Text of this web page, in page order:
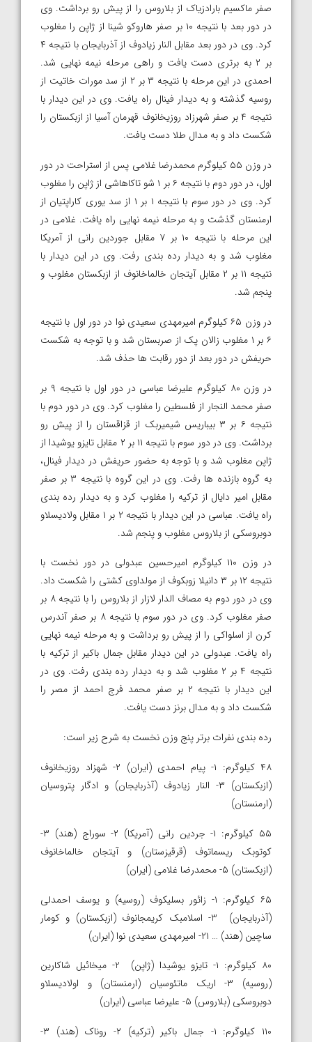
صفر ماکسیم بارادزیاک از بلاروس را از پیش رو برداشت. وی
در دور بعد با نتیجه ۱۰ بر صفر هاروکو شینا از ژاپن را مغلوب
کرد. وی در دور بعد مقابل النار زیادوف از آذربایجان با نتیجه ۴
بر ۲ به برتری دست یافت و راهی مرحله نیمه نهایی شد.
احمدی در این مرحله با نتیجه ۳ بر ۲ از سد مورات خاتیت از
روسیه گذشته و به دیدار فینال راه یافت. وی در این دیدار با
نتیجه ۴ بر صفر شهرزاد روزیخانوف قهرمان آسیا از ازبکستان را
شکست داد و به مدال طلا دست یافت.
در وزن ۵۵ کیلوگرم محمدرضا غلامی پس از استراحت در دور
اول، در دور دوم با نتیجه ۶ بر ۱ شو تاکاهاشی از ژاپن را مغلوب
کرد. وی در دور سوم با نتیجه ۱ بر ۱ از سد یوری کاراپتیان از
ارمنستان گذشت و به مرحله نیمه نهایی راه یافت. غلامی در
این مرحله با نتیجه ۱۰ بر ۷ مقابل جوردین رانی از آمریکا
مغلوب شد و به دیدار رده بندی رفت. وی در این دیدار با
نتیجه ۱۱ بر ۲ مقابل آیتجان خالماخانوف از ازبکستان مغلوب و
پنجم شد.
در وزن ۶۵ کیلوگرم امیرمهدی سعیدی نوا در دور اول با نتیجه
۶ بر ۱ مغلوب زالان پک از صربستان شد و با توجه به شکست
حریفش در دور بعد از دور رقابت ها حذف شد.
در وزن ۸۰ کیلوگرم علیرضا عباسی در دور اول با نتیجه ۹ بر
صفر محمد النجار از فلسطین را مغلوب کرد. وی در دور دوم با
نتیجه ۶ بر ۳ بیباریس شیمیربک از قزاقستان را از پیش رو
برداشت. وی در دور سوم با نتیجه ۱۱ بر ۲ مقابل تایزو یوشیدا از
ژاپن مغلوب شد و با توجه به حضور حریفش در دیدار فینال،
به گروه بازنده ها رفت. وی در این گروه با نتیجه ۳ بر صفر
مقابل امیر دایال از ترکیه را مغلوب کرد و به دیدار رده بندی
راه یافت. عباسی در این دیدار با نتیجه ۲ بر ۱ مقابل ولادیسلاو
دوبروسکی از بلاروس مغلوب و پنجم شد.
در وزن ۱۱۰ کیلوگرم امیرحسین عبدولی در دور نخست با
نتیجه ۱۲ بر ۳ دانیلا زوبکوف از مولداوی کشتی را شکست داد.
وی در دور دوم به مصاف الدار لازار از بلاروس را با نتیجه ۸ بر
صفر مغلوب کرد. وی در دور سوم با نتیجه ۸ بر صفر آندرس
کرن از اسلواکی را از پیش رو برداشت و به مرحله نیمه نهایی
راه یافت. عبدولی در این دیدار مقابل جمال باکیر از ترکیه با
نتیجه ۴ بر ۲ مغلوب شد و به دیدار رده بندی رفت. وی در
این دیدار با نتیجه ۲ بر صفر محمد فرج احمد از مصر را
شکست داد و به مدال برنز دست یافت.
رده بندی نفرات برتر پنج وزن نخست به شرح زیر است:
۴۸ کیلوگرم: ۱- پیام احمدی (ایران) ۲- شهزاد روزیخانوف
(ازبکستان) ۳- النار زیادوف (آذربایجان) و ادگار پتروسیان
(ارمنستان)
۵۵ کیلوگرم: ۱- جردین رانی (آمریکا) ۲- سوراج (هند) ۳-
کوتوبک ریسماتوف (قرقیزستان) و آیتجان خالماخانوف
(ازبکستان) ۵- محمدرضا غلامی (ایران)
۶۵ کیلوگرم: ۱- زائور بسلیکوف (روسیه) و یوسف احمدلی
(آذربایجان) 3- اسلامبک کریمجانوف (ازبکستان) و کومار
ساچین (هند) … ۲۱- امیرمهدی سعیدی نوا (ایران)
۸۰ کیلوگرم: ۱- تایزو یوشیدا (ژاپن) 2- میخائیل شاکارین
(روسیه) ۳- اریک ماتئوسیان (ارمنستان) و اولادیسلاو
دوبروسکی (بلاروس) ۵- علیرضا عباسی (ایران)
۱۱۰ کیلوگرم: ۱- جمال باکیر (ترکیه) ۲- روناک (هند) ۳-